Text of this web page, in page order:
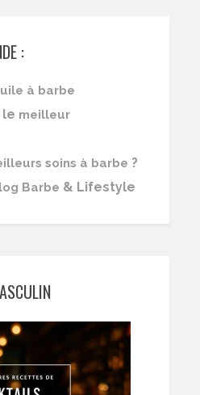
:
à barbe
le meilleur
soins à barbe ?
Barbe & Lifestyle